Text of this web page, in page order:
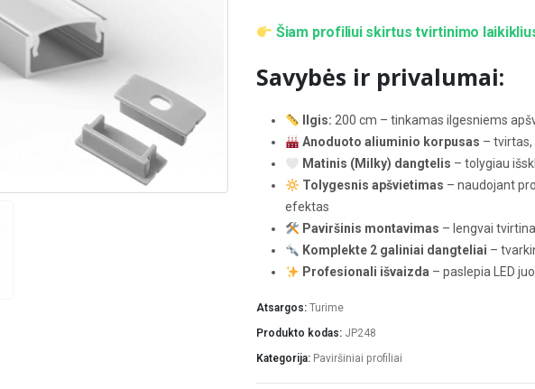
Šiam profiliui skirtus tvirtinimo
Savybės ir privalumai:
Ilgis: 200 cm – tinkamas ilgesniems
Anoduoto aliuminio korpusas –
Matinis (Milky) dangtelis – tolygiau
Tolygesnis apšvietimas – naudojant
efektas
Paviršinis montavimas – lengvai
Komplekte 2 galiniai dangteliai –
Profesionali išvaizda – paslepia LED
Atsargos: Turime
Produkto kodas: JP248
Kategorija: Paviršiniai profiliai